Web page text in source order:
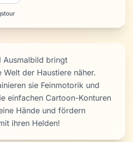
Ausmalbild bringt
der Haustiere näher.
sie Feinmotorik und
einfachen Cartoon-Konturen
Hände und fördern
ihren Helden!